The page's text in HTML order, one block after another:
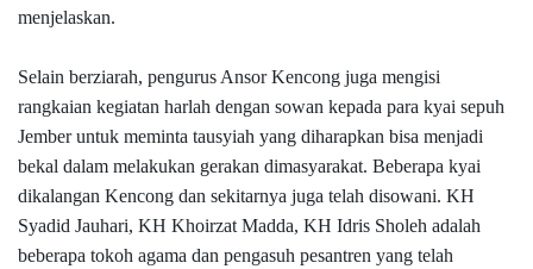
menjelaskan.
Selain berziarah, pengurus Ansor Kencong juga mengisi
rangkaian kegiatan harlah dengan sowan kepada para kyai sepuh
Jember untuk meminta tausyiah yang diharapkan bisa menjadi
bekal dalam melakukan gerakan dimasyarakat. Beberapa kyai
dikalangan Kencong dan sekitarnya juga telah disowani. KH
Syadid Jauhari, KH Khoirzat Madda, KH Idris Sholeh adalah
beberapa tokoh agama dan pengasuh pesantren yang telah